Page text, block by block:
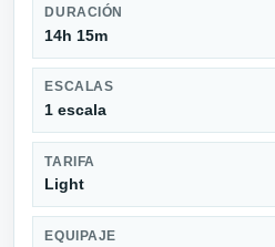
DURACIÓN
14h 15m
ESCALAS
1 escala
TARIFA
Light
EQUIPAJE